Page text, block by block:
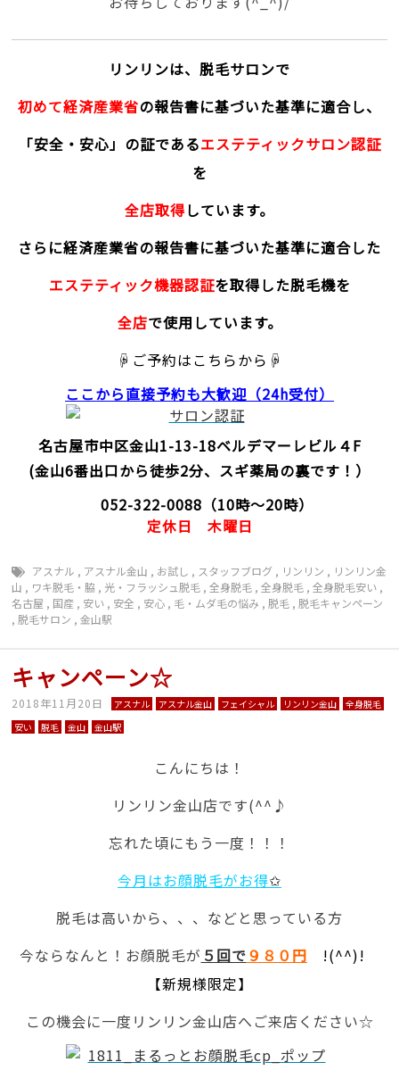
リンリンは、脱毛サロンで
初めて経済産業省の報告書に基づいた基準に適合し、
「安全・安心」の証であるエステティックサロン認証
を
全店取得しています。
さらに経済産業省の報告書に基づいた基準に適合した
エステティック機器認証を取得した脱毛機を
全店で使用しています。
☟ご予約はこちらから☟
ここから直接予約も大歓迎（24h受付）
名古屋市中区金山1-13-18ベルデマーレビル４F
(金山6番出口から徒歩2分、スギ薬局の裏です！）
052-322-0088 （10時～20時）
定休日
木曜日
アスナル , アスナル金山 , お試し , スタッフブログ , リンリン , リンリン金
山 , ワキ脱毛・脇 , 光・フラッシュ脱毛 ,全身脱毛 ,全身脱毛 ,全身脱毛安い ,
名古屋 , 国産 , 安い , 安全 , 安心 , 毛・ムダ毛の悩み ,脱毛 ,脱毛キャンペーン
,脱毛サロン ,金山駅
キャンペーン☆
2018年11月20日 アスナル アスナル金山 フェイシャル リンリン金山
全身脱毛
安い
脱毛 金山 金山駅
こんにちは！
リンリン金山店です(^^♪
忘れた頃にもう一度！！！
今月はお顔脱毛がお得✩
脱毛は高いから、、、などと思っている方
今ならなんと！お顔脱毛が ５回で９８０円
!(^^)!
【新規様限定】
この機会に一度リンリン金山店へご来店ください☆